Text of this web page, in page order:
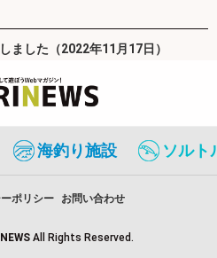
ました（2022年11月17日）
海釣り施設 ソルト
ポリシー お問い合わせ
All Rights Reserved.